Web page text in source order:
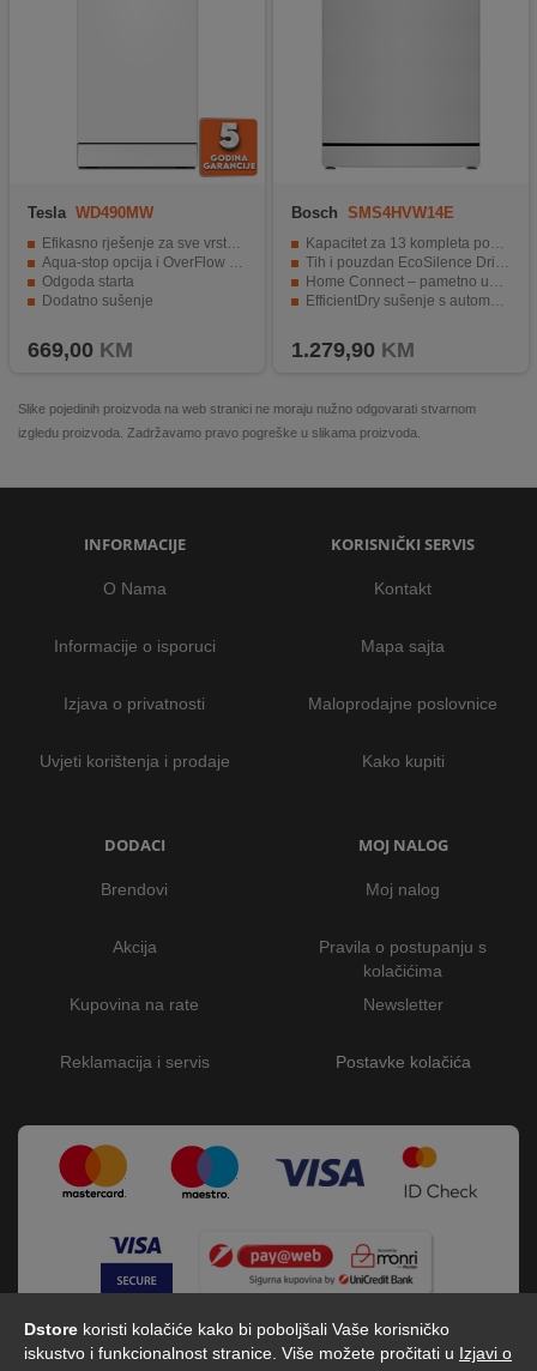
Dstore koristi kolačiće kako bi poboljšali Vaše korisničko
iskustvo i funkcionalnost stranice. Više možete pročitati u Izjavi o
Tesla WD490MW
Efikasno rješenje za sve vrste prljavog suđa
Aqua-stop opcija i OverFlow zaštita
Odgoda starta
Dodatno sušenje
669,00 KM
Bosch SMS4HVW14E
Kapacitet za 13 kompleta posuđa – idealno za porodice
Tih i pouzdan EcoSilence Drive motor
Home Connect – pametno upravljanje putem aplikacije
EfficientDry sušenje s automatskim otvaranjem vrata
1.279,90 KM
Slike pojedinih proizvoda na web stranici ne moraju nužno odgovarati stvarnom
izgledu proizvoda. Zadržavamo pravo pogreške u slikama proizvoda.
INFORMACIJE
O Nama
Informacije o isporuci
Izjava o privatnosti
Uvjeti korištenja i prodaje
KORISNIČKI SERVIS
Kontakt
Mapa sajta
Maloprodajne poslovnice
Kako kupiti
DODACI
Brendovi
Akcija
Kupovina na rate
Reklamacija i servis
MOJ NALOG
Moj nalog
Pravila o postupanju s
kolačićima
Newsletter
Postavke kolačića